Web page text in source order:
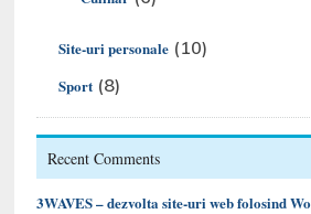
Site-uri personale (10)
Sport (8)
Recent Comments
3WAVES – dezvolta site-uri web folosind